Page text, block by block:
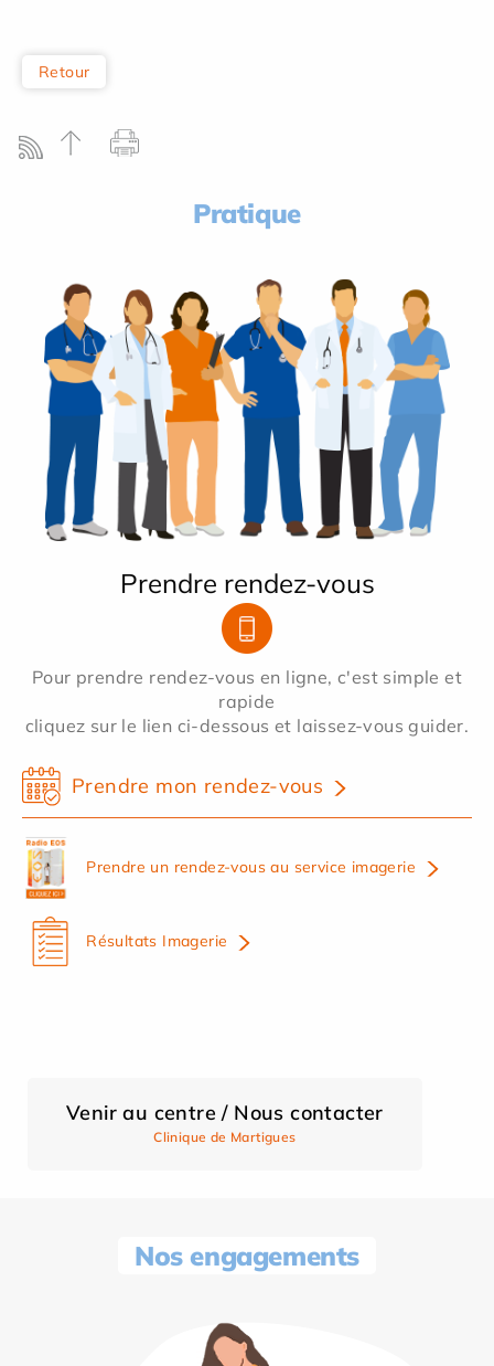
Retour
Pratique
Prendre rendez-vous
Pour prendre rendez-vous en ligne, c'est simple et
rapide
cliquez sur le lien ci-dessous et laissez-vous guider.
Prendre mon rendez-vous
Prendre un rendez-vous au service imagerie
Résultats Imagerie
Venir au centre / Nous contacter
Clinique de Martigues
Nos engagements